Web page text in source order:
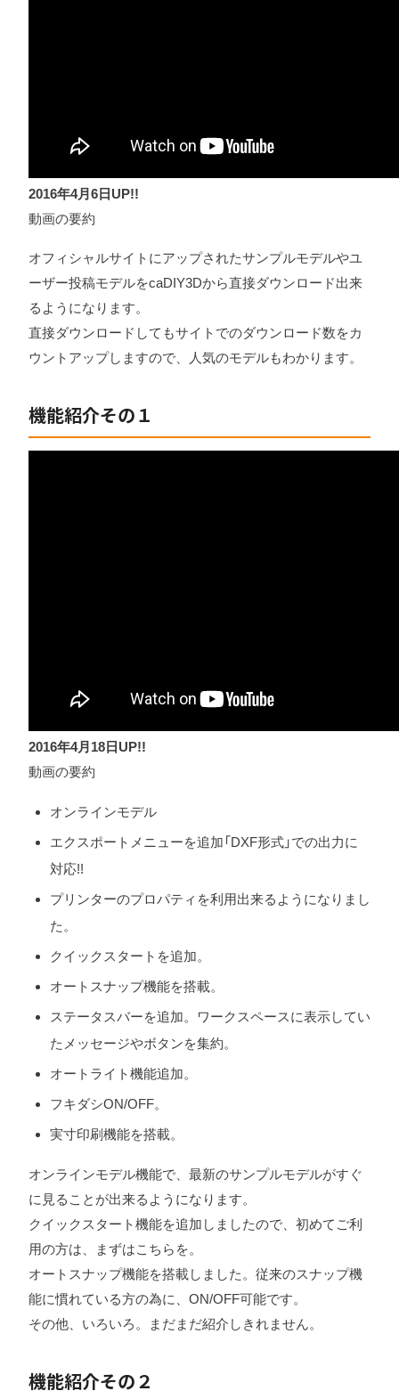
2016年4月6日UP!!
動画の要約
オフィシャルサイトにアップされたサンプルモデルやユ
ーザー投稿モデルをcaDIY3Dから直接ダウンロード出来
るようになります。
直接ダウンロードしてもサイトでのダウンロード数をカ
ウントアップしますので、人気のモデルもわかります。
機能紹介その１
2016年4月18日UP!!
動画の要約
オンラインモデル
エクスポートメニューを追加「DXF形式」での出力に
対応!!
プリンターのプロパティを利用出来るようになりまし
た。
クイックスタートを追加。
オートスナップ機能を搭載。
ステータスバーを追加。ワークスペースに表示してい
たメッセージやボタンを集約。
オートライト機能追加。
フキダシON/OFF。
実寸印刷機能を搭載。
オンラインモデル機能で、最新のサンプルモデルがすぐ
に見ることが出来るようになります。
クイックスタート機能を追加しましたので、初めてご利
用の方は、まずはこちらを。
オートスナップ機能を搭載しました。従来のスナップ機
能に慣れている方の為に、ON/OFF可能です。
その他、いろいろ。まだまだ紹介しきれません。
機能紹介その２